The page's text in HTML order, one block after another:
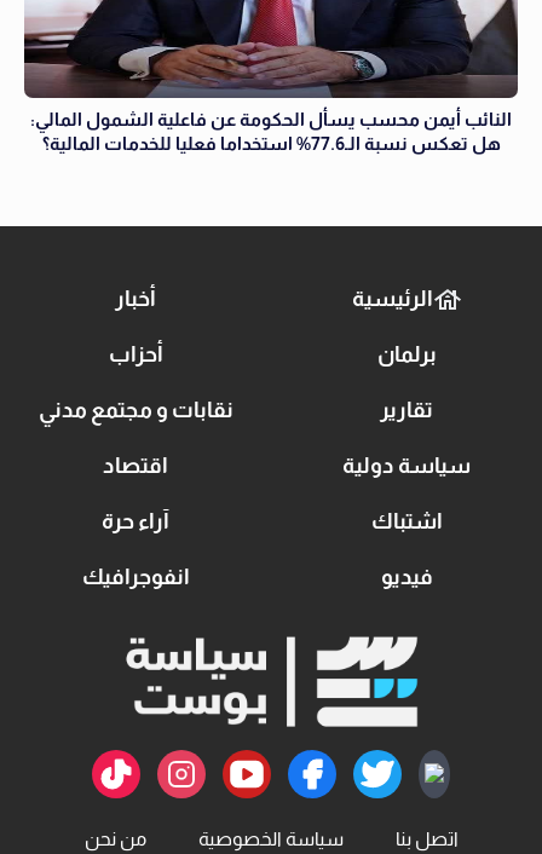
النائب أيمن محسب يسأل الحكومة عن فاعلية الشمول المالي:
هل تعكس نسبة الـ77.6% استخداما فعليا للخدمات المالية؟
الرئيسية أخبار
برلمان أحزاب
تقارير نقابات و مجتمع مدني
سياسة دولية اقتصاد
اشتباك آراء حرة
فيديو انفوجرافيك
اتصل بنا سياسة الخصوصية من نحن